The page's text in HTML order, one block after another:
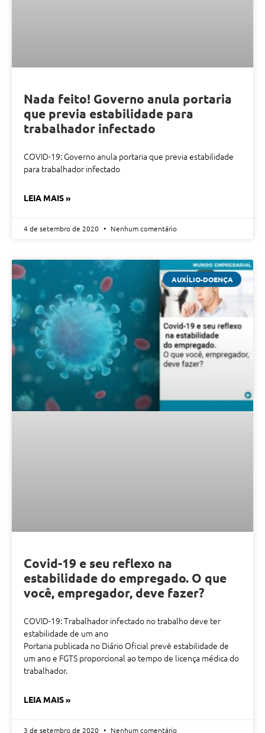
Nada feito! Governo anula portaria
que previa estabilidade para
trabalhador infectado
COVID-19: Governo anula portaria que previa estabilidade
para trabalhador infectado
LEIA MAIS »
4 de setembro de 2020 Nenhum comentário
AUXÍLIO-DOENÇA
Covid-19 e seu reflexo na
estabilidade do empregado. O que
você, empregador, deve fazer?
COVID-19: Trabalhador infectado no trabalho deve ter
estabilidade de um ano
Portaria publicada no Diário Oficial prevê estabilidade de
um ano e FGTS proporcional ao tempo de licença médica do
trabalhador.
LEIA MAIS »
3 de setembro de 2020 Nenhum comentário